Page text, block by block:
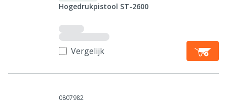
Hogedrukpistool ST-2600
Vergelijk
0807982